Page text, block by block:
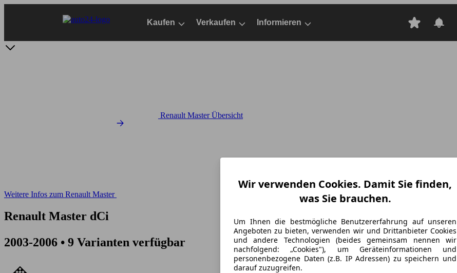
Kaufen Verkaufen Informieren
Renault Master Übersicht
Weitere Infos zum Renault Master
Renault Master dCi
2003-2006 • 9 Varianten verfügbar
Wir verwenden Cookies. Damit Sie finden,
was Sie brauchen.
Um Ihnen die bestmögliche Benutzererfahrung auf unseren
Angeboten zu bieten, verwenden wir und Drittanbieter Cookies
und andere Technologien (beides gemeinsam nennen wir
nachfolgend: „Cookies"), um Geräteinformationen und
personenbezogene Daten (z.B. IP Adressen) zu speichern und
darauf zuzugreifen.